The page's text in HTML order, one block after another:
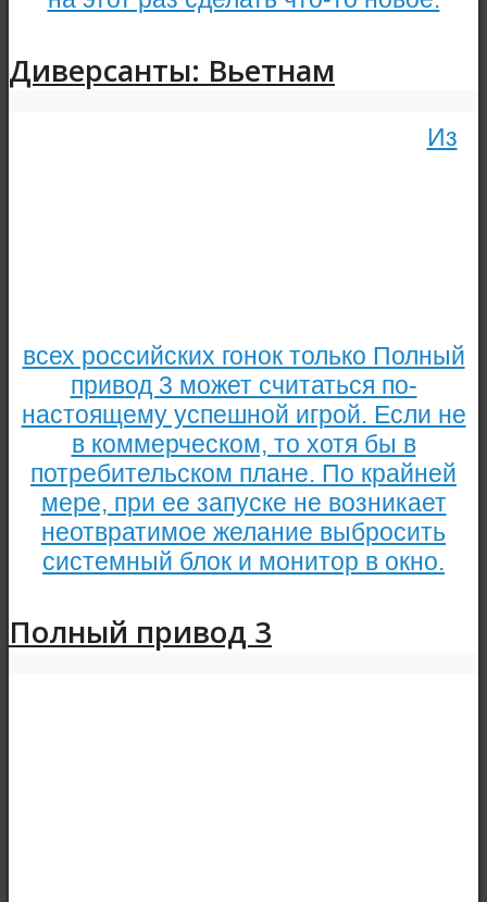
Диверсанты: Вьетнам
Из
всех российских гонок только Полный
привод 3 может считаться по-
настоящему успешной игрой. Если не
в коммерческом, то хотя бы в
потребительском плане. По крайней
мере, при ее запуске не возникает
неотвратимое желание выбросить
системный блок и монитор в окно.
Полный привод 3